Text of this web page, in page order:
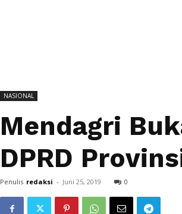
NASIONAL
Mendagri
DPRD
Penulis redaksi - Juni 25, 2019 0